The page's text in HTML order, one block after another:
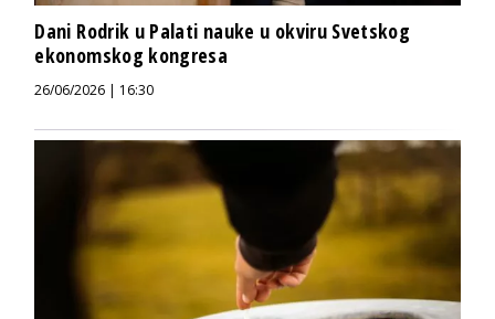
Dani Rodrik u Palati nauke u okviru Svetskog
ekonomskog kongresa
26/06/2026 | 16:30